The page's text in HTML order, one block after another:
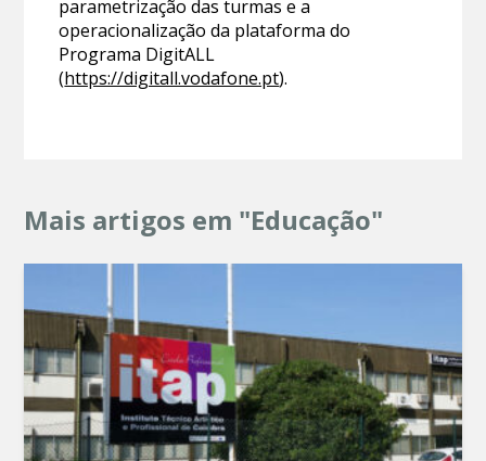
parametrização das turmas e a
operacionalização da plataforma do
Programa DigitALL
(https://digitall.vodafone.pt).
Mais artigos em "Educação"